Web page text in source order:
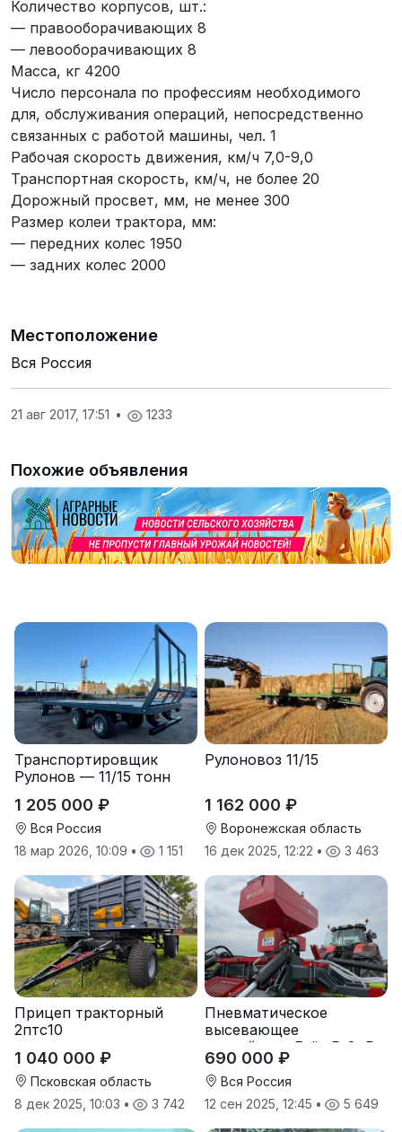
Количество корпусов, шт.:
— правооборачивающих 8
— левооборачивающих 8
Масса, кг 4200
Число персонала по профессиям необходимого
для, обслуживания операций, непосредственно
связанных с работой машины, чел. 1
Рабочая скорость движения, км/ч 7,0-9,0
Транспортная скорость, км/ч, не более 20
Дорожный просвет, мм, не менее 300
Размер колеи трактора, мм:
— передних колес 1950
— задних колес 2000
Местоположение
Вся Россия
21 авг 2017, 17:51 • 1233
Похожие объявления
Транспортировщик
Рулонов — 11/15 тонн
1 205 000 ₽
Вся Россия
18 мар 2026, 10:09 • 1 151
Рулоновоз 11/15
1 162 000 ₽
Воронежская область
16 дек 2025, 12:22 • 3 463
Прицеп тракторный
2птс10
1 040 000 ₽
Псковская область
8 дек 2025, 10:03 • 3 742
Пневматическое
высевающее
устройство Folio R-8, R-
12
690 000 ₽
Вся Россия
12 сен 2025, 12:45 • 5 649